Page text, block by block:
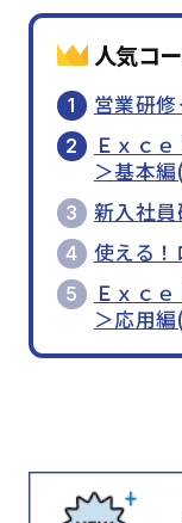
人気コ
営業研修
Ｅｘｃ
＞基本
新入社
使える
Ｅｘｃ
＞応用